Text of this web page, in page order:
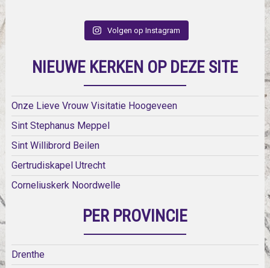
Volgen op Instagram
NIEUWE KERKEN OP DEZE SITE
Onze Lieve Vrouw Visitatie Hoogeveen
Sint Stephanus Meppel
Sint Willibrord Beilen
Gertrudiskapel Utrecht
Corneliuskerk Noordwelle
PER PROVINCIE
Drenthe